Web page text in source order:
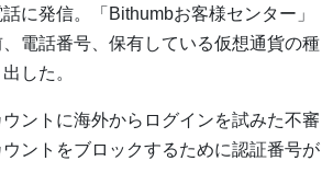
に発信。「Bithumbお客様センター」
電話番号、保有している仮想通貨の種
した。
ントに海外からログインを試みた不審
ントをブロックするために認証番号が